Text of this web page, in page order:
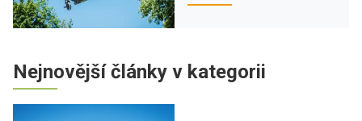
Nejnovější články v kategorii